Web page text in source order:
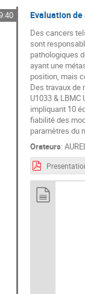
Evaluation
Des cancers
sont
pathologiques
ayant une
position, mais
Des travaux de
U1033 &
impliquant 10
fiabilité des
paramètres du
Orateurs: